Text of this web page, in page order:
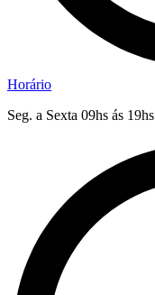
Horário
Seg. a Sexta 09hs ás 19hs